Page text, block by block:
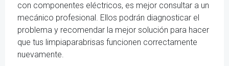
con componentes eléctricos, es mejor consultar a un
mecánico profesional. Ellos podrán diagnosticar el
problema y recomendar la mejor solución para hacer
que tus limpiaparabrisas funcionen correctamente
nuevamente.